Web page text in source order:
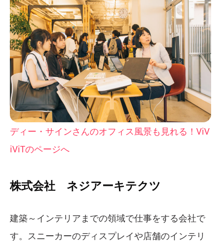
ディー・サインさんのオフィス風景も見れる！ViV
iViTのページへ
株式会社 ネジアーキテクツ
建築～インテリアまでの領域で仕事をする会社で
す。スニーカーのディスプレイや店舗のインテリ